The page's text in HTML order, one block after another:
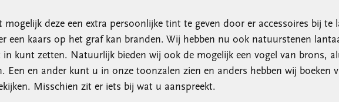
deze een extra persoonlijke tint te geven door er accessoires bij te
een kaars op het graf kan branden. Wij hebben nu ook natuurstenen
in kunt zetten. Natuurlijk bieden wij ook de mogelijk een vogel van brons,
en ander kunt u in onze toonzalen zien en anders hebben wij boeken
Misschien zit er iets bij wat u aanspreekt.